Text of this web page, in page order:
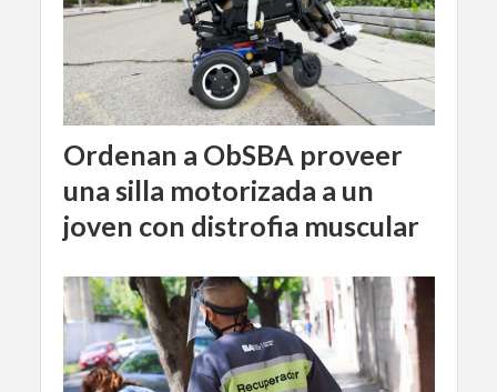
Ordenan a ObSBA proveer
una silla motorizada a un
joven con distrofia muscular